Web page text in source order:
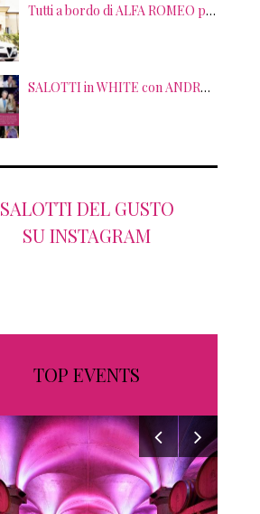
Tutti a bordo di ALFA ROMEO per la seconda edizione di STRADE STELLATE con le gourmet experience SALOTTI DEL GUSTO
SALOTTI in WHITE con ANDREA BOCELLI! Tra gli ospiti NICOLAS CAGE, RAOUL BOVA, SHARON STONE e RANJA DI GIORDANIA
SALOTTI DEL GUSTO
SU INSTAGRAM
TOP EVENTS